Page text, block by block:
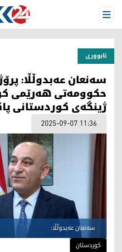
Open Menu
ئابووری
سەنعان عەبدوڵڵا:
حکوومەتی هەرێمی
ژینگەی کوردستانی
2025-09-07 11:36
سەنعان عەبدوڵڵا:
کوردستان